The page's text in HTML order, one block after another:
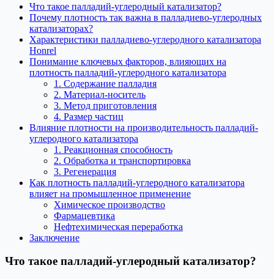
Что такое палладий-углеродный катализатор?
Почему плотность так важна в палладиево-углеродных
катализаторах?
Характеристики палладиево-углеродного катализатора
Honrel
Понимание ключевых факторов, влияющих на
плотность палладий-углеродного катализатора
1. Содержание палладия
2. Материал-носитель
3. Метод приготовления
4. Размер частиц
Влияние плотности на производительность палладий-
углеродного катализатора
1. Реакционная способность
2. Обработка и транспортировка
3. Регенерация
Как плотность палладий-углеродного катализатора
влияет на промышленное применение
Химическое производство
Фармацевтика
Нефтехимическая переработка
Заключение
Что такое палладий-углеродный катализатор?